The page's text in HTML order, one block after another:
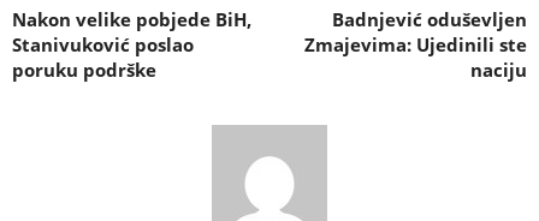
Nakon velike pobjede BiH,
Stanivuković poslao
poruku podrške
Badnjević oduševljen
Zmajevima: Ujedinili ste
naciju